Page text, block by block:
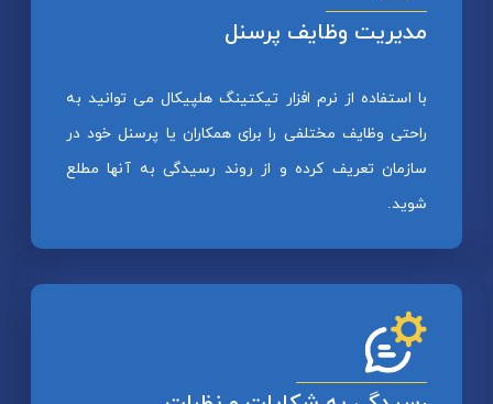
مدیریت وظایف پرسنل
با استفاده از نرم افزار تیکتینگ هلپیکال می توانید به
راحتی وظایف مختلفی را برای همکاران یا پرسنل خود در
سازمان تعریف کرده و از روند رسیدگی به آنها مطلع
شوید.